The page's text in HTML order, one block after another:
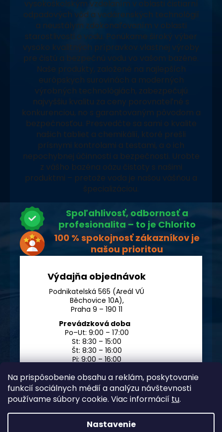
Na prispôsobenie obsahu a reklám, poskytovanie
funkcií sociálnych médií a analýzu návštevnosti
používame súbory cookie. Viac informácií tu.
Nastavenie
vysokoškolským vzdelaním v oblasti čistiarní
odpadových vôd a vodárenských technológií
a neustálym zdokonaľovaním v oblasti
starostlivosti o vodu. Ponúkame široký výber
vysoko kvalitných prípravkov vlastnej výroby
pre čistú a bezpečnú vodu vo vašom bazéne.
Naše produkty, založené na najlepších
európskych surovinách a moderných
výrobných technológiách, zabezpečujú
najvyššiu kvalitu za ceny porovnateľné s
konkurenciou, no s garantovaným pôvodom a
bezpečnosťou. Presvedčte sa sami o kvalite
našich tabliet a chemikálií, ktoré prešli
prísnymi kontrolami a testami, a o ich
nepochybnej účinnosti a bezpečnosti. Urobte
z vášho bazéna oázu čistoty s našimi
produktmi – pretože voda je našou vášňou a
špecializáciou.
Spoľahlivosť, odbornosť a
profesionalita – to je Chlorito
100 % spokojnosť zákazníkov je
našou prioritou
Výdajňa objednávok
Podnikatelská 565 (Areál VÚ
Běchovice 10A),
Praha 9 – 190 11
Prevádzková doba
Po–Ut: 9:00 – 17:00
St: 8:30 – 15:00
Št: 8:30 – 16:00
Pi: 9:00 – 16:00